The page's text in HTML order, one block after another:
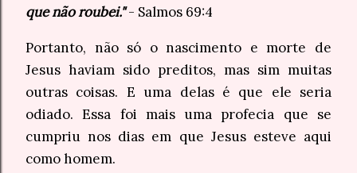
que não roubei."- Salmos 69:4
Portanto, não só o nascimento e morte de
Jesus haviam sido preditos, mas sim muitas
outras coisas. E uma delas é que ele seria
odiado. Essa foi mais uma profecia que se
cumpriu nos dias em que Jesus esteve aqui
como homem.